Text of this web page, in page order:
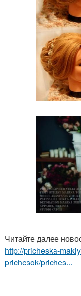
Читайте далее
http://pricheska-
prichesok/priches...